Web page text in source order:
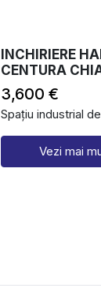
INCHIRIERE
CENTURA
3,600 €
Spațiu industrial
Vezi mai